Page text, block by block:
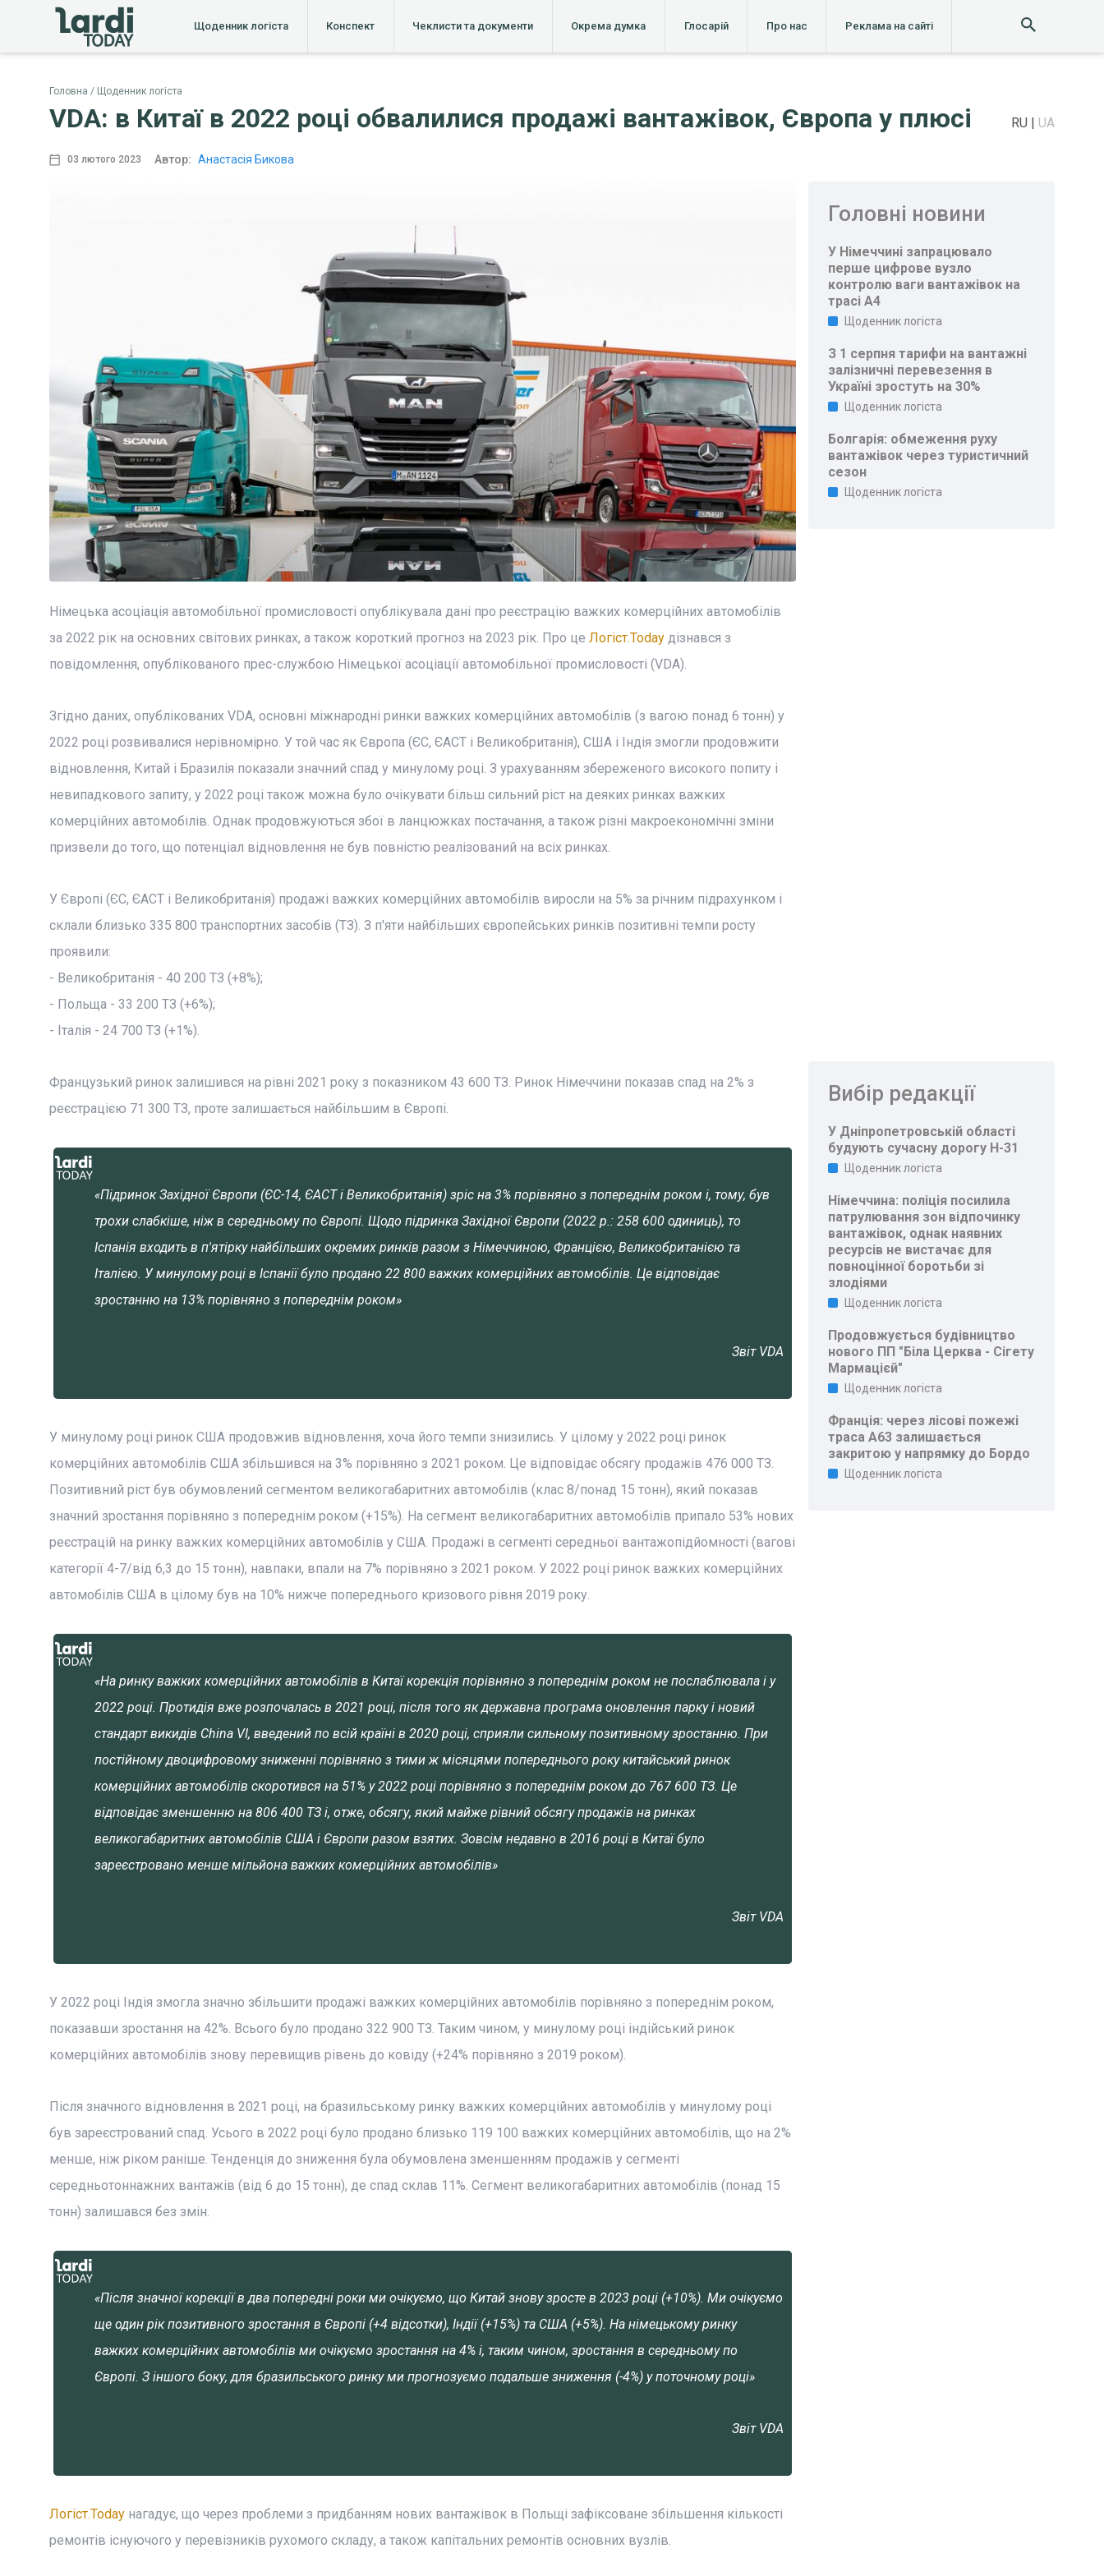
Щоденник логіста Конспект Чеклисти та документи Окрема думка Глосарій Про нас Реклама на сайті
Головна Щоденник логіста
VDA: в Китаї в 2022 році обвалилися продажі вантажівок, Європа у плюсі RU UA
03 лютого 2023 Автор: Анастасія Бикова
Німецька асоціація автомобільної промисловості опублікувала дані про реєстрацію важких комерційних автомобілів
за 2022 рік на основних світових ринках, а також короткий прогноз на 2023 рік. Про це Логіст.Todayдізнався з
повідомлення, опублікованого прес-службою Німецької асоціації автомобільної промисловості (VDA).
Згідно даних, опублікованих VDA, основні міжнародні ринки важких комерційних автомобілів (з вагою понад 6 тонн) у
2022 році розвивалися нерівномірно. У той час як Європа (ЄС, ЄАСТ і Великобританія), США і Індія змогли продовжити
відновлення, Китай і Бразилія показали значний спад у минулому році. З урахуванням збереженого високого попиту і
невипадкового запиту, у 2022 році також можна було очікувати більш сильний ріст на деяких ринках важких
комерційних автомобілів. Однак продовжуються збої в ланцюжках постачання, а також різні макроекономічні зміни
призвели до того, що потенціал відновлення не був повністю реалізований на всіх ринках.
У Європі (ЄС, ЄАСТ і Великобританія) продажі важких комерційних автомобілів виросли на 5% за річним підрахунком і
склали близько 335 800 транспортних засобів (ТЗ). З п'яти найбільших європейських ринків позитивні темпи росту
проявили:
- Великобританія - 40 200 ТЗ (+8%);
- Польща - 33 200 ТЗ (+6%);
- Італія - 24 700 ТЗ (+1%).
Французький ринок залишився на рівні 2021 року з показником 43 600 ТЗ. Ринок Німеччини показав спад на 2% з
реєстрацією 71 300 ТЗ, проте залишається найбільшим в Європі.
«Підринок Західної Європи (ЄС-14, ЄАСТ і Великобританія) зріс на 3% порівняно з попереднім роком і, тому, був
трохи слабкіше, ніж в середньому по Європі. Щодо підринка Західної Європи (2022 р.: 258 600 одиниць), то
Іспанія входить в п'ятірку найбільших окремих ринків разом з Німеччиною, Францією, Великобританією та
Італією. У минулому році в Іспанії було продано 22 800 важких комерційних автомобілів. Це відповідає
зростанню на 13% порівняно з попереднім роком»
Звіт VDA
У минулому році ринок США продовжив відновлення, хоча його темпи знизились. У цілому у 2022 році ринок
комерційних автомобілів США збільшився на 3% порівняно з 2021 роком. Це відповідає обсягу продажів 476 000 ТЗ.
Позитивний ріст був обумовлений сегментом великогабаритних автомобілів (клас 8/понад 15 тонн), який показав
значний зростання порівняно з попереднім роком (+15%). На сегмент великогабаритних автомобілів припало 53% нових
реєстрацій на ринку важких комерційних автомобілів у США. Продажі в сегменті середньої вантажопідйомності (вагові
категорії 4-7/від 6,3 до 15 тонн), навпаки, впали на 7% порівняно з 2021 роком. У 2022 році ринок важких комерційних
автомобілів США в цілому був на 10% нижче попереднього кризового рівня 2019 року.
«На ринку важких комерційних автомобілів в Китаї корекція порівняно з попереднім роком не послаблювала і у
2022 році. Протидія вже розпочалась в 2021 році, після того як державна програма оновлення парку і новий
стандарт викидів China VI, введений по всій країні в 2020 році, сприяли сильному позитивному зростанню. При
постійному двоцифровому зниженні порівняно з тими ж місяцями попереднього року китайський ринок
комерційних автомобілів скоротився на 51% у 2022 році порівняно з попереднім роком до 767 600 ТЗ. Це
відповідає зменшенню на 806 400 ТЗ і, отже, обсягу, який майже рівний обсягу продажів на ринках
великогабаритних автомобілів США і Європи разом взятих. Зовсім недавно в 2016 році в Китаї було
зареєстровано менше мільйона важких комерційних автомобілів»
Звіт VDA
У 2022 році Індія змогла значно збільшити продажі важких комерційних автомобілів порівняно з попереднім роком,
показавши зростання на 42%. Всього було продано 322 900 ТЗ. Таким чином, у минулому році індійський ринок
комерційних автомобілів знову перевищив рівень до ковіду (+24% порівняно з 2019 роком).
Після значного відновлення в 2021 році, на бразильському ринку важких комерційних автомобілів у минулому році
був зареєстрований спад. Усього в 2022 році було продано близько 119 100 важких комерційних автомобілів, що на 2%
менше, ніж ріком раніше. Тенденція до зниження була обумовлена зменшенням продажів у сегменті
середньотоннажних вантажів (від 6 до 15 тонн), де спад склав 11%. Сегмент великогабаритних автомобілів (понад 15
тонн) залишався без змін.
«Після значної корекції в два попередні роки ми очікуємо, що Китай знову зросте в 2023 році (+10%). Ми очікуємо
ще один рік позитивного зростання в Європі (+4 відсотки), Індії (+15%) та США (+5%). На німецькому ринку
важких комерційних автомобілів ми очікуємо зростання на 4% і, таким чином, зростання в середньому по
Європі. З іншого боку, для бразильського ринку ми прогнозуємо подальше зниження (-4%) у поточному році»
Звіт VDA
Логіст.Todayнагадує, що через проблеми з придбанням нових вантажівок в Польщі зафіксоване збільшення кількості
ремонтів існуючого у перевізників рухомого складу, а також капітальних ремонтів основних вузлів.
Головні новини
У Німеччині запрацювало
перше цифрове вузло
контролю ваги вантажівок на
трасі A4
Щоденник логіста
З 1 серпня тарифи на вантажні
залізничні перевезення в
Україні зростуть на 30%
Щоденник логіста
Болгарія: обмеження руху
вантажівок через туристичний
сезон
Щоденник логіста
Вибір редакції
У Дніпропетровській області
будують сучасну дорогу Н-31
Щоденник логіста
Німеччина: поліція посилила
патрулювання зон відпочинку
вантажівок, однак наявних
ресурсів не вистачає для
повноцінної боротьби зі
злодіями
Щоденник логіста
Продовжується будівництво
нового ПП "Біла Церква - Сігету
Мармацієй"
Щоденник логіста
Франція: через лісові пожежі
траса A63 залишається
закритою у напрямку до Бордо
Щоденник логіста